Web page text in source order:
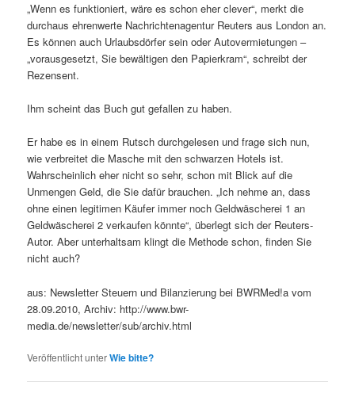
„Wenn es funktioniert, wäre es schon eher clever“, merkt die
durchaus ehrenwerte Nachrichtenagentur Reuters aus London an.
Es können auch Urlaubsdörfer sein oder Autovermietungen –
„vorausgesetzt, Sie bewältigen den Papierkram“, schreibt der
Rezensent.
Ihm scheint das Buch gut gefallen zu haben.
Er habe es in einem Rutsch durchgelesen und frage sich nun,
wie verbreitet die Masche mit den schwarzen Hotels ist.
Wahrscheinlich eher nicht so sehr, schon mit Blick auf die
Unmengen Geld, die Sie dafür brauchen. „Ich nehme an, dass
ohne einen legitimen Käufer immer noch Geldwäscherei 1 an
Geldwäscherei 2 verkaufen könnte“, überlegt sich der Reuters-
Autor. Aber unterhaltsam klingt die Methode schon, finden Sie
nicht auch?
aus: Newsletter Steuern und Bilanzierung bei BWRMed!a vom
28.09.2010, Archiv: http://www.bwr-
media.de/newsletter/sub/archiv.html
Veröffentlicht unterWie bitte?